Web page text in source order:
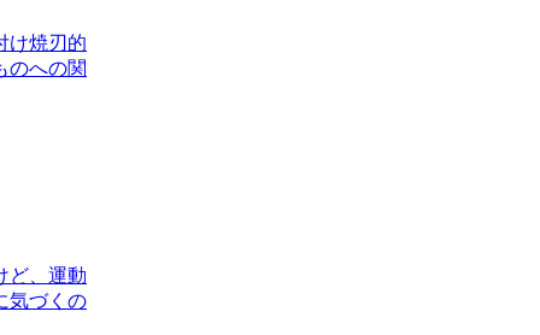
け焼刃的
のへの関
ど、運動
気づくの